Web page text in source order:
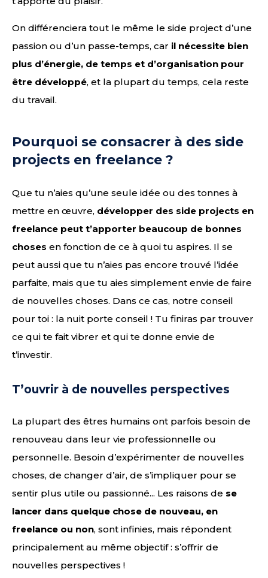
On différenciera tout le même le side project d’une
passion ou d’un passe-temps, car il nécessite bien
plus d’énergie, de temps et d’organisation pour
être développé, et la plupart du temps, cela reste
du travail.
Pourquoi se consacrer à des side
projects en freelance ?
Que tu n’aies qu’une seule idée ou des tonnes à
mettre en œuvre, développer des side projects en
freelance peut t’apporter beaucoup de bonnes
choses en fonction de ce à quoi tu aspires. Il se
peut aussi que tu n’aies pas encore trouvé l’idée
parfaite, mais que tu aies simplement envie de faire
de nouvelles choses. Dans ce cas, notre conseil
pour toi : la nuit porte conseil ! Tu finiras par trouver
ce qui te fait vibrer et qui te donne envie de
t’investir.
T’ouvrir à de nouvelles perspectives
La plupart des êtres humains ont parfois besoin de
renouveau dans leur vie professionnelle ou
personnelle. Besoin d’expérimenter de nouvelles
choses, de changer d’air, de s’impliquer pour se
sentir plus utile ou passionné... Les raisons de se
lancer dans quelque chose de nouveau, en
freelance ou non, sont infinies, mais répondent
principalement au même objectif : s’offrir de
nouvelles perspectives !